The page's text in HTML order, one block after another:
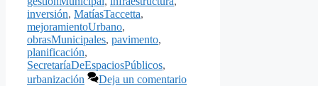
inversión, MatíasTaccetta,
mejoramientoUrbano,
obrasMunicipales, pavimento,
planificación,
SecretaríaDeEspaciosPúblicos,
urbanización
Deja un comentario